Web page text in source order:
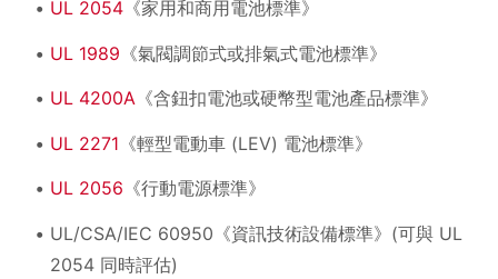
UL 2054 《家用和商用電池標準》
UL 1989 《氣閥調節式或排氣式電池標準》
UL 4200A 《含鈕扣電池或硬幣型電池產品標準》
UL 2271 《輕型電動車 (LEV) 電池標準》
UL 2056 《行動電源標準》
UL/CSA/IEC 60950《資訊技術設備標準》(可與 UL
2054 同時評估)